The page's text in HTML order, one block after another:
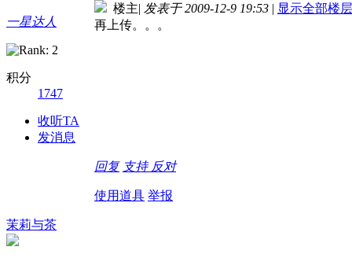
一星达人
积分
1747
收听TA
发消息
楼主| 发表于 2009-12-9 19:53 | 显示全部楼层
再上传。。。
回复 支持 反对
使用道具 举报
茉莉与茶